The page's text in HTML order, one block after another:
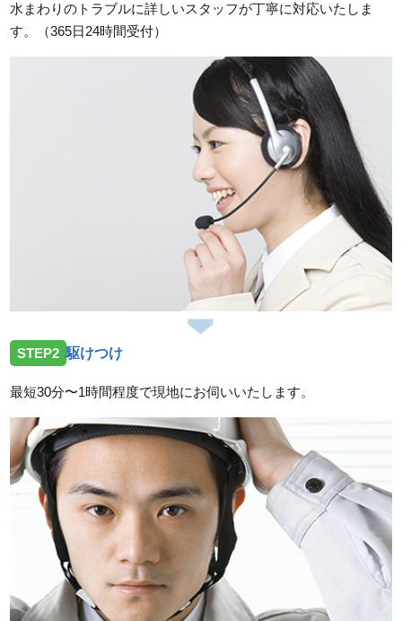
三重県伊勢市二見町溝口へ洗面蛇口の水漏れ修理のご
依頼を受けお伺いしました。
三重県津市片田町へトイレの水漏れ修理のご依頼を受
三重県度会郡玉城町勝田へトイレの水漏れ修理ご依頼
三重県亀山市小川町へ台所蛇口故障の依頼を受けお伺
三重県鈴鹿市加佐登へトイレの水漏れ修理依頼を受け
お伺いしました。
2026/07/14
三重県津市一身田上津部田へ台所蛇口の修理依頼を受
けお伺いしました。
スタッフの修理報告や事例の一覧はこちら
水まわりのトラブルに詳しいスタッフが丁寧に対応いたしま
す。（365日24時間受付）
STEP2 駆けつけ
最短30分〜1時間程度で現地にお伺いいたします。